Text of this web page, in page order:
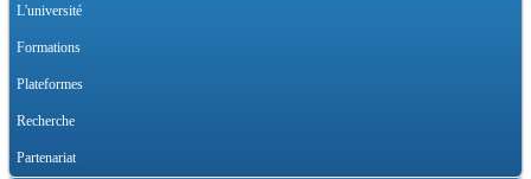
L'université
Formations
Plateformes
Recherche
Partenariat